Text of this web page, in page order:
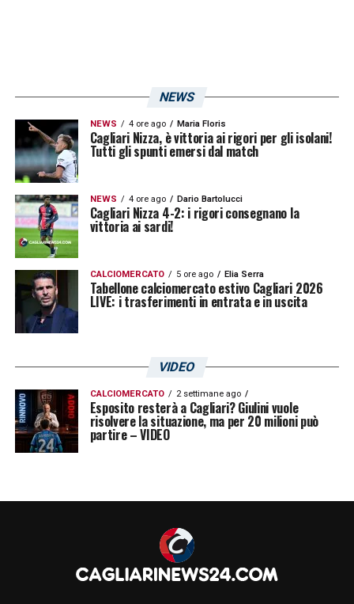
NEWS
NEWS 4 ore ago Maria Floris
Cagliari Nizza, è vittoria ai rigori per gli isolani!
Tutti gli spunti emersi dal match
NEWS 4 ore ago Dario Bartolucci
Cagliari Nizza 4-2: i rigori consegnano la
vittoria ai sardi!
CALCIOMERCATO 5 ore ago Elia Serra
Tabellone calciomercato estivo Cagliari 2026
LIVE: i trasferimenti in entrata e in uscita
VIDEO
CALCIOMERCATO 2 settimane ago
Esposito resterà a Cagliari? Giulini vuole
risolvere la situazione, ma per 20 milioni può
partire – VIDEO